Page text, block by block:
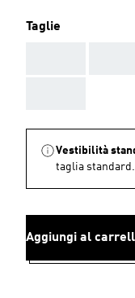
Taglie
Vestibilità
taglia standard.
Aggiungi al